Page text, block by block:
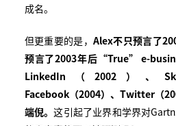
成名。
但更重要的是，Alex不只预言了
预言了2003年后 “True” e-
LinkedIn （ 2002）、
Facebook（2004）、 Twitter（
端倪。这引起了业界和学界对